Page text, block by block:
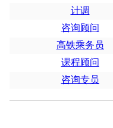
计调
咨询顾问
高铁乘务员
课程顾问
咨询专员